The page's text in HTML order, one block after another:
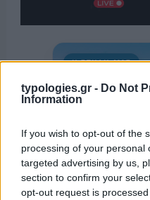
typologies.gr - Do Not
Information
If you wish to opt-out of the
processing of your personal
targeted advertising by us,
section to confirm your
opt-out request is
Η ΣΤΗΛΗ ΜΑΣ